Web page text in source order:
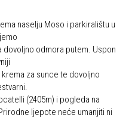
naselju Moso i parkiralištu u
dovoljno odmora putem. Uspon
za sunce te dovoljno
(2405m) i pogleda na
ljepote neće umanjiti ni